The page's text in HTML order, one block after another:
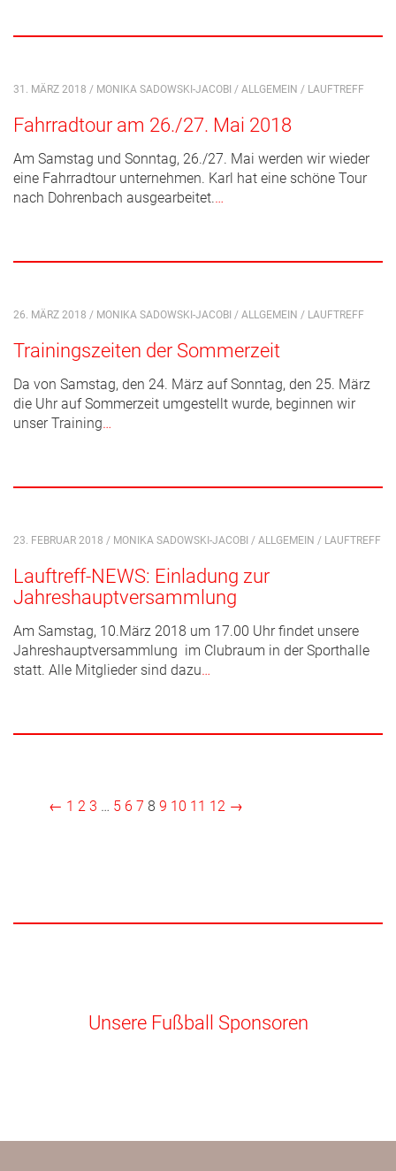
31. MÄRZ 2018 / MONIKA SADOWSKI-JACOBI / ALLGEMEIN / LAUFTREFF
Fahrradtour am 26./27. Mai 2018
Am Samstag und Sonntag, 26./27. Mai werden wir wieder
eine Fahrradtour unternehmen. Karl hat eine schöne Tour
nach Dohrenbach ausgearbeitet.…
26. MÄRZ 2018 / MONIKA SADOWSKI-JACOBI / ALLGEMEIN / LAUFTREFF
Trainingszeiten der Sommerzeit
Da von Samstag, den 24. März auf Sonntag, den 25. März
die Uhr auf Sommerzeit umgestellt wurde, beginnen wir
unser Training…
23. FEBRUAR 2018 / MONIKA SADOWSKI-JACOBI / ALLGEMEIN / LAUFTREFF
Lauftreff-NEWS: Einladung zur
Jahreshauptversammlung
Am Samstag, 10.März 2018 um 17.00 Uhr findet unsere
Jahreshauptversammlung im Clubraum in der Sporthalle
statt. Alle Mitglieder sind dazu…
← 1 2 3 … 5 6 7 8 9 10 11 12 →
Unsere Fußball Sponsoren